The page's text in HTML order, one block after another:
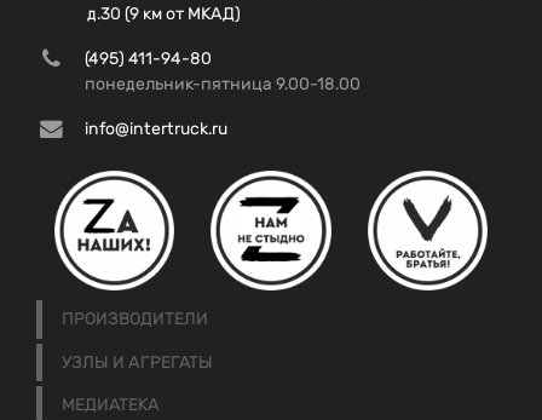
д.30 (9 км от МКАД)
(495) 411-94-80
понедельник-пятница 9.00-18.00
info@intertruck.ru
ПРОИЗВОДИТЕЛИ
УЗЛЫ И АГРЕГАТЫ
МЕДИАТЕКА